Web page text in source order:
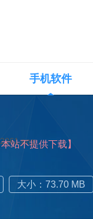
手机软件
站不提供下载】
大小：73.70 MB